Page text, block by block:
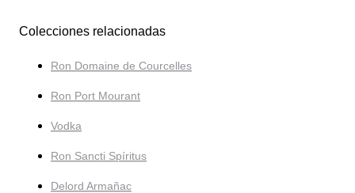
Colecciones relacionadas
Ron Domaine de Courcelles
Ron Port Mourant
Vodka
Ron Sancti Spíritus
Delord Armañac